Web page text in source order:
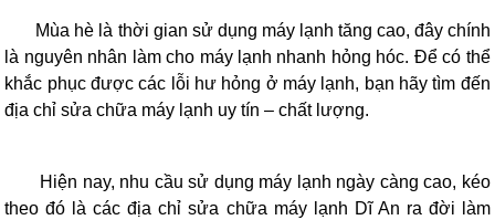
Mùa hè là thời gian sử dụng máy lạnh tăng cao, đây chính
là nguyên nhân làm cho máy lạnh nhanh hỏng hóc. Để có thể
khắc phục được các lỗi hư hỏng ở máy lạnh, bạn hãy tìm đến
địa chỉ sửa chữa máy lạnh uy tín – chất lượng.
Hiện nay, nhu cầu sử dụng máy lạnh ngày càng cao, kéo
theo đó là các địa chỉ sửa chữa máy lạnh Dĩ An ra đời làm